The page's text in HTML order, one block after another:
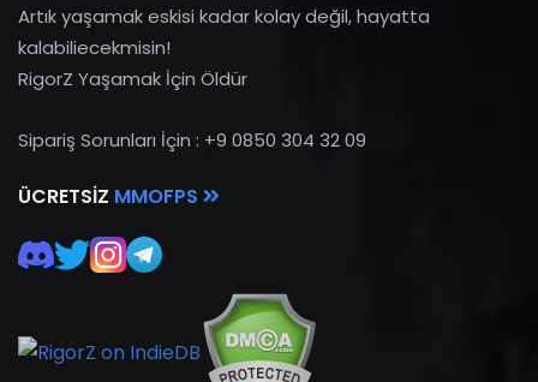
Artık yaşamak eskisi kadar kolay değil, hayatta
kalabiliecekmisin!
RigorZ Yaşamak İçin Öldür
Sipariş Sorunları İçin : +9 0850 304 32 09
ÜCRETSIZ MMOFPS